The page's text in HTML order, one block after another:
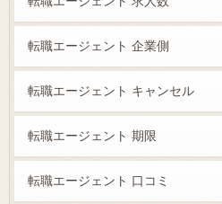
転職エージェント 企業側
転職エージェント キャンセル
転職エージェント 期限
転職エージェント 口コミ